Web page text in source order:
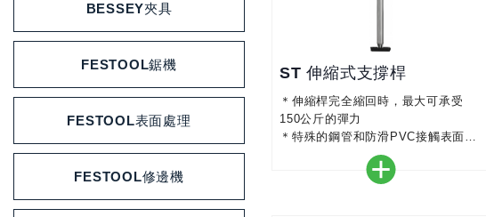
BESSEY夾具
FESTOOL鋸機
FESTOOL表面處理
FESTOOL修邊機
ST 伸縮式支撐桿
＊伸縮桿完全縮回時，最大可承受
150公斤的彈力
＊特殊的鋼管和防滑PVC接觸表面，
＊轉動泡棉握把的手柄外管，可伸縮